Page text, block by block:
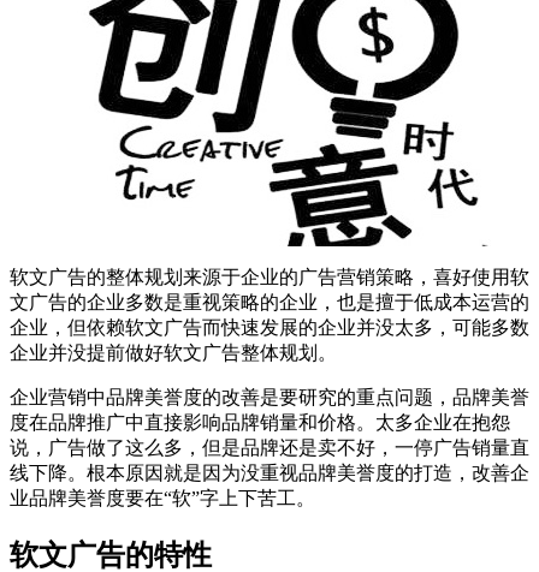
软文广告的整体规划来源于企业的广告营销策略，喜好使用软
文广告的企业多数是重视策略的企业，也是擅于低成本运营的
企业，但依赖软文广告而快速发展的企业并没太多，可能多数
企业并没提前做好软文广告整体规划。
企业营销中品牌美誉度的改善是要研究的重点问题，品牌美誉
度在品牌推广中直接影响品牌销量和价格。太多企业在抱怨
说，广告做了这么多，但是品牌还是卖不好，一停广告销量直
线下降。根本原因就是因为没重视品牌美誉度的打造，改善企
业品牌美誉度要在“软”字上下苦工。
软文广告的特性